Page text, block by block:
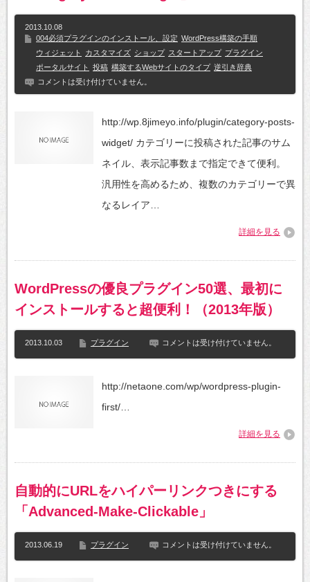
2013.10.08
004必須プラグインのインストール、設定 WordPress構築の手順
ウィジェット
カスタマイズ ショップ スタートアップ プラグイン
ポータルサイト
投稿 構築するWebサイトのタイプ 逆引き辞典
コメントは受け付けていません。
http://wp.8jimeyo.info/plugin/category-posts-
widget/ カテゴリーに投稿された記事のサム
ネイル、表示記事数まで指定できて便利。
汎用性を高めるため、複数のカテゴリーで異
なるレイア…
詳細を見る
WordPressの優良プラグイン50選、最初に
インストールすると超便利！（2013年版）
2013.10.03 プラグイン コメントは受け付けていません。
http://netaone.com/wp/wordpress-plugin-
first/…
詳細を見る
自動的にURLをハイパーリンクつきにする
「Advanced-Make-Clickable」
2013.06.19 プラグイン コメントは受け付けていません。